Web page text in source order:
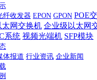
纤收发器 EPON GPON POE
太网交换机 企业级以太网
系统 视频光端机 SFP模块
体报道 行业资讯 企业新闻